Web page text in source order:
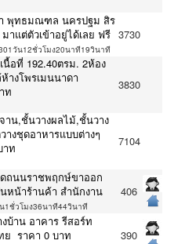
พุทธมณฑล นครปฐม สิร
าแต่ตัวเข้าอยู่ได้เลย ฟรี
วัน12ชั่วโมง20นาที19วินาที
3730
อที่ 192.40ตรม. 2ห้อง
างโพรเมนนาดา
ท
3830
าน,ชั้นวางผลไม้,ชั้นวาง
างชุดอาหารแบบต่างๆ
าท
7104
ถนนราชพฤกษ์ขาออก
หน้าร้านค้า สำนักงาน
1ชั่วโมง36นาที44วินาที
406
บ้าน อาคาร รีสอร์ท
ย ราคา 0 บาท
390